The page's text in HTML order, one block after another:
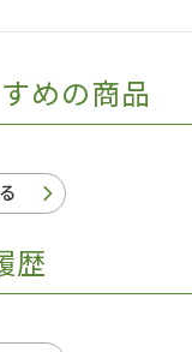
めの商品
歴